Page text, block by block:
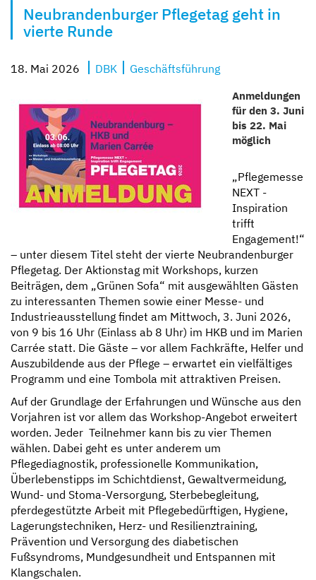
Kompetent und zugewandt
Mit besten Aussichten
Sicher und geborgen
Erzähl sie uns auf
Neubrandenburger Pflegetag geht in
vierte Runde
18. Mai 2026 DBK Geschäftsführung
Anmeldungen
für den 3. Juni
bis 22. Mai
möglich
„Pflegemesse
NEXT -
Inspiration
trifft
Engagement!“
– unter diesem Titel steht der vierte Neubrandenburger
Pflegetag. Der Aktionstag mit Workshops, kurzen
Beiträgen, dem „Grünen Sofa“ mit ausgewählten Gästen
zu interessanten Themen sowie einer Messe- und
Industrieausstellung findet am Mittwoch, 3. Juni 2026,
von 9 bis 16 Uhr (Einlass ab 8 Uhr) im HKB und im Marien
Carrée statt. Die Gäste – vor allem Fachkräfte, Helfer und
Auszubildende aus der Pflege ­– erwartet ein vielfältiges
Programm und eine Tombola mit attraktiven Preisen.
Auf der Grundlage der Erfahrungen und Wünsche aus den
Vorjahren ist vor allem das Workshop-Angebot erweitert
worden. Jeder Teilnehmer kann bis zu vier Themen
wählen. Dabei geht es unter anderem um
Pflegediagnostik, professionelle Kommunikation,
Überlebenstipps im Schichtdienst, Gewaltvermeidung,
Wund- und Stoma-Versorgung, Sterbebegleitung,
pferdegestützte Arbeit mit Pflegebedürftigen, Hygiene,
Lagerungstechniken, Herz- und Resilienztraining,
Prävention und Versorgung des diabetischen
Fußsyndroms, Mundgesundheit und Entspannen mit
Klangschalen.